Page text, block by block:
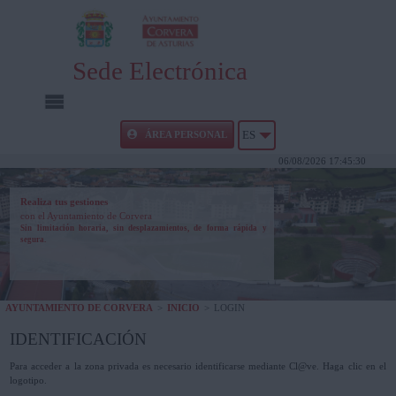
Sede Electrónica
INICIO
CARPETA CIUDADANA
AYUDA
ÁREA PERSONAL ES
06/08/2026 17:45:30
Realiza tus gestiones
con el Ayuntamiento de Corvera
Sin limitación horaria, sin desplazamientos, de forma rápida y
segura.
AYUNTAMIENTO DE CORVERA INICIO LOGIN
IDENTIFICACIÓN
Para acceder a la zona privada es necesario identificarse mediante Cl@ve. Haga clic en el
logotipo.